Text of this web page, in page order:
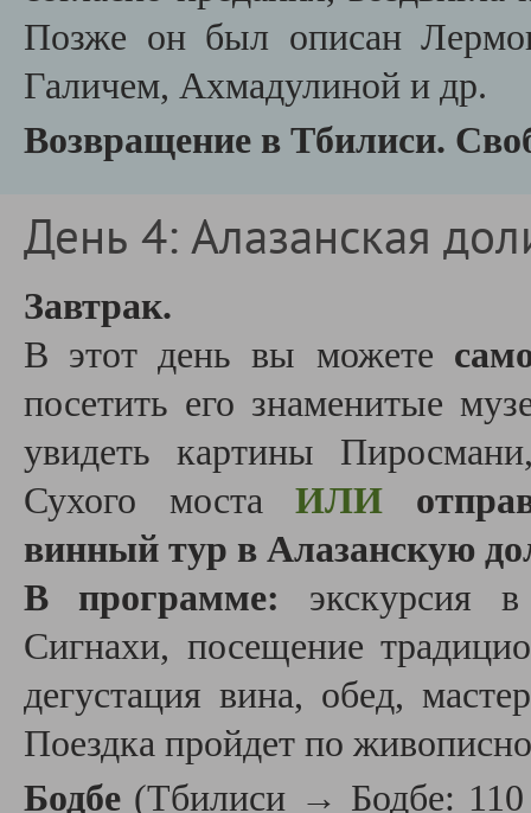
Позже он был описан
Галичем, Ахмадулиной и др.
Возвращение в Тбилиси.
День 4: Алазанская
Завтрак.
В этот день вы можете
посетить его знаменитые
увидеть картины
Сухого мостаИЛИ
винный тур в Алазанскую
В программе: экскурсия
Сигнахи, посещение
дегустация вина, обед,
Поездка пройдет по
Бодбе (Тбилиси → Бодбе: